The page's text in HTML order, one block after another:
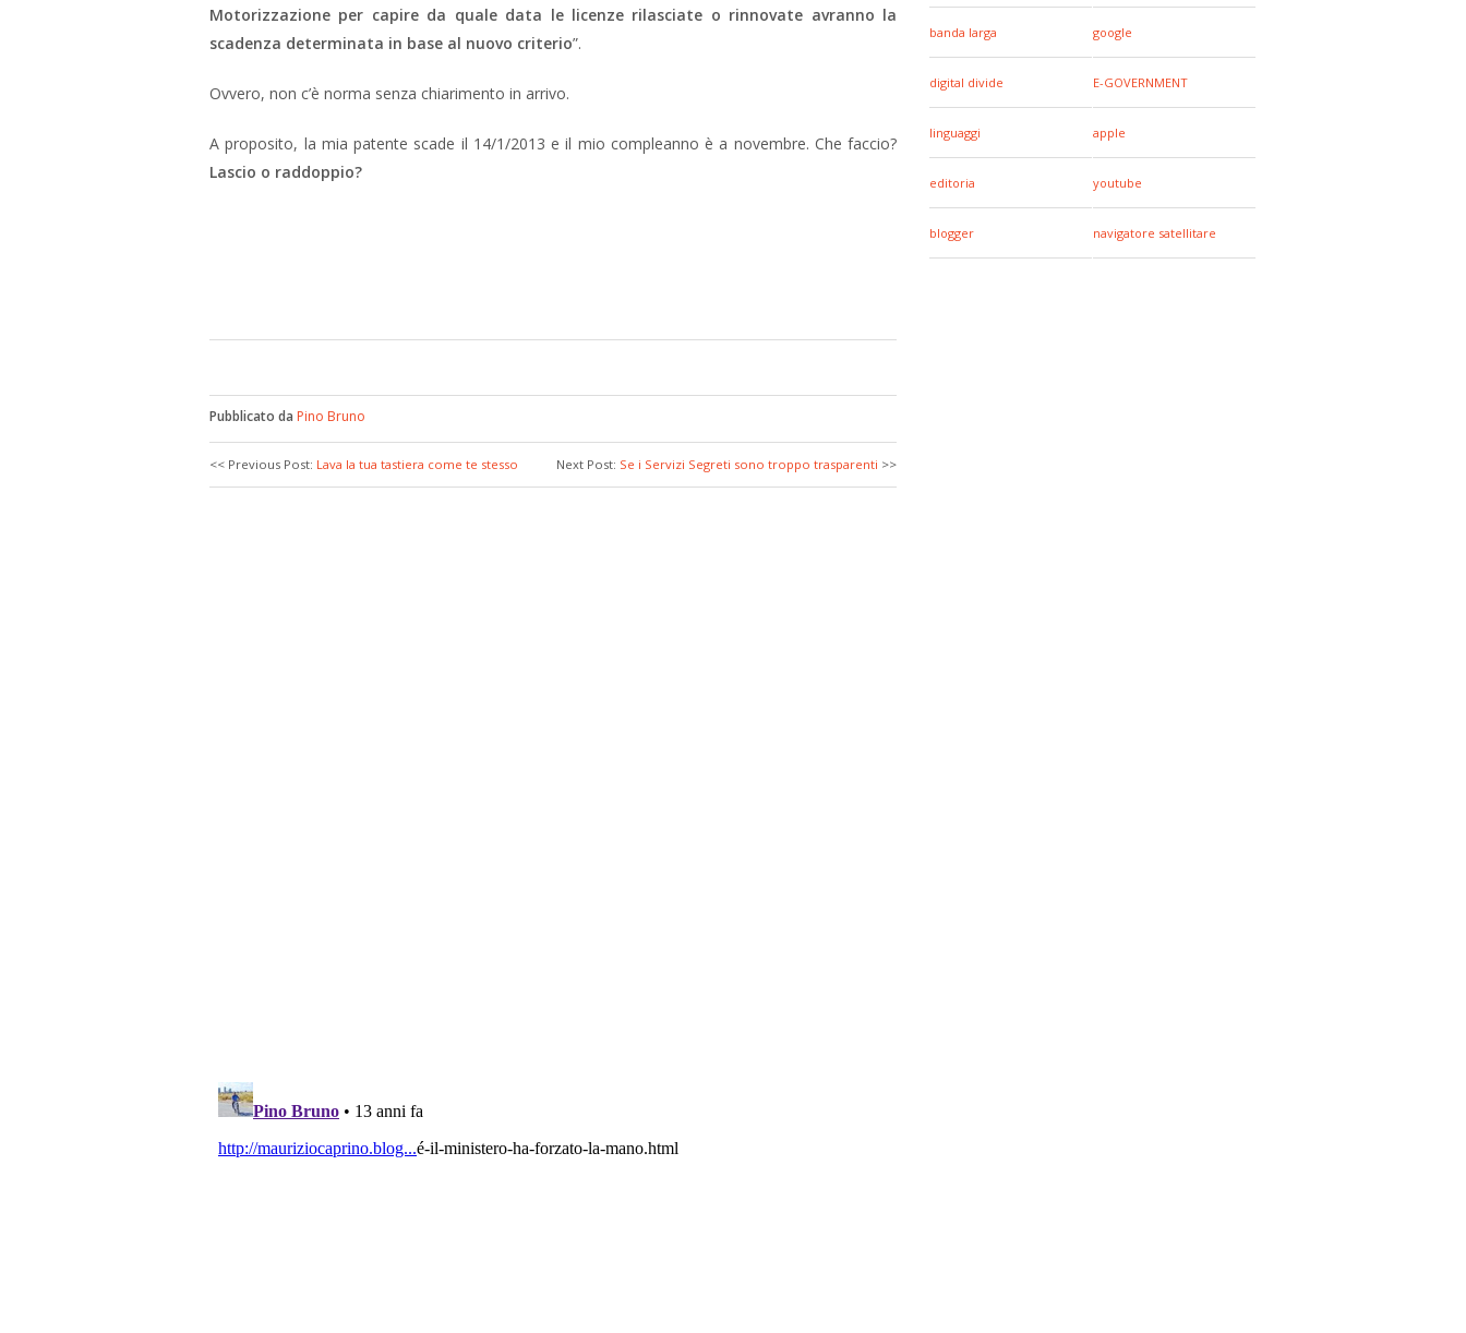
banda larga google
digital divide E-GOVERNMENT
linguaggi apple
editoria youtube
blogger navigatore satellitare
Motorizzazione per capire da quale data le licenze rilasciate o rinnovate avranno la
scadenza determinata in base al nuovo criterio”.
Ovvero, non c’è norma senza chiarimento in arrivo.
A proposito, la mia patente scade il 14/1/2013 e il mio compleanno è a novembre. Che faccio?
Lascio o raddoppio?
Pubblicato da Pino Bruno
Next Post: Se i Servizi Segreti sono troppo trasparenti >>
<< Previous Post: Lava la tua tastiera come te stesso